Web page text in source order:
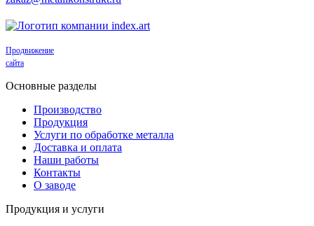
Продвижение
сайта
Основные разделы
Производство
Продукция
Услуги по обработке металла
Доставка и оплата
Наши работы
Контакты
О заводе
Продукция и услуги